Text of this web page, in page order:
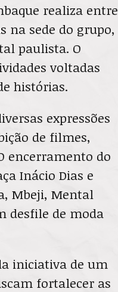
realiza entre
na sede do grupo,
paulista. O
voltadas
histórias.
expressões
de filmes,
encerramento do
Inácio Dias e
Mbeji, Mental
desfile de moda
iniciativa de um
fortalecer as